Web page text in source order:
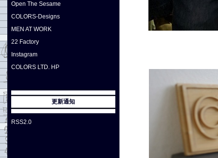
Open The Sesame
COLORS-Designs
MEN AT WORK
22 Factory
Instagram
COLORS LTD. HP
更新通知
RSS2.0